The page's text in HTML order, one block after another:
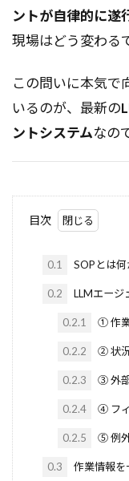
ントが自律的に遂
現場はどう変わる
この問いに本気で
いるのが、最新の
ントシステムなの
目次
0.1 SOPとは
0.2 LLMエージ
0.2.1 ① 作
0.2.2 ② 状
0.2.3 ③ 外
0.2.4 ④ フ
0.2.5 ⑤ 例
0.3 作業情報を